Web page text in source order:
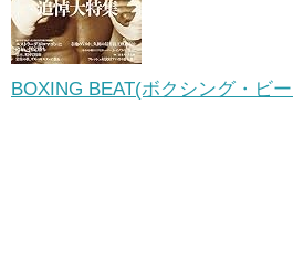
BOXING BEAT(ボクシング・ビ